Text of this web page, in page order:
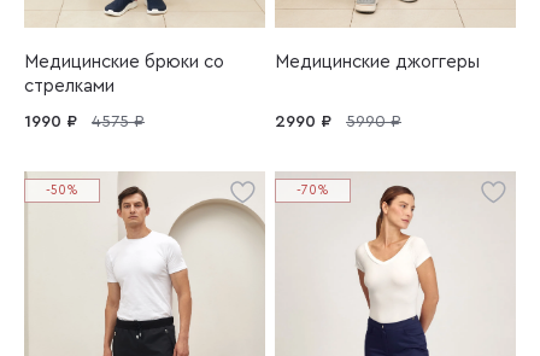
Медицинские брюки со
стрелками
1990 ₽ 4575 ₽
Медицинские джоггеры
2990 ₽ 5990 ₽
-50% -70%